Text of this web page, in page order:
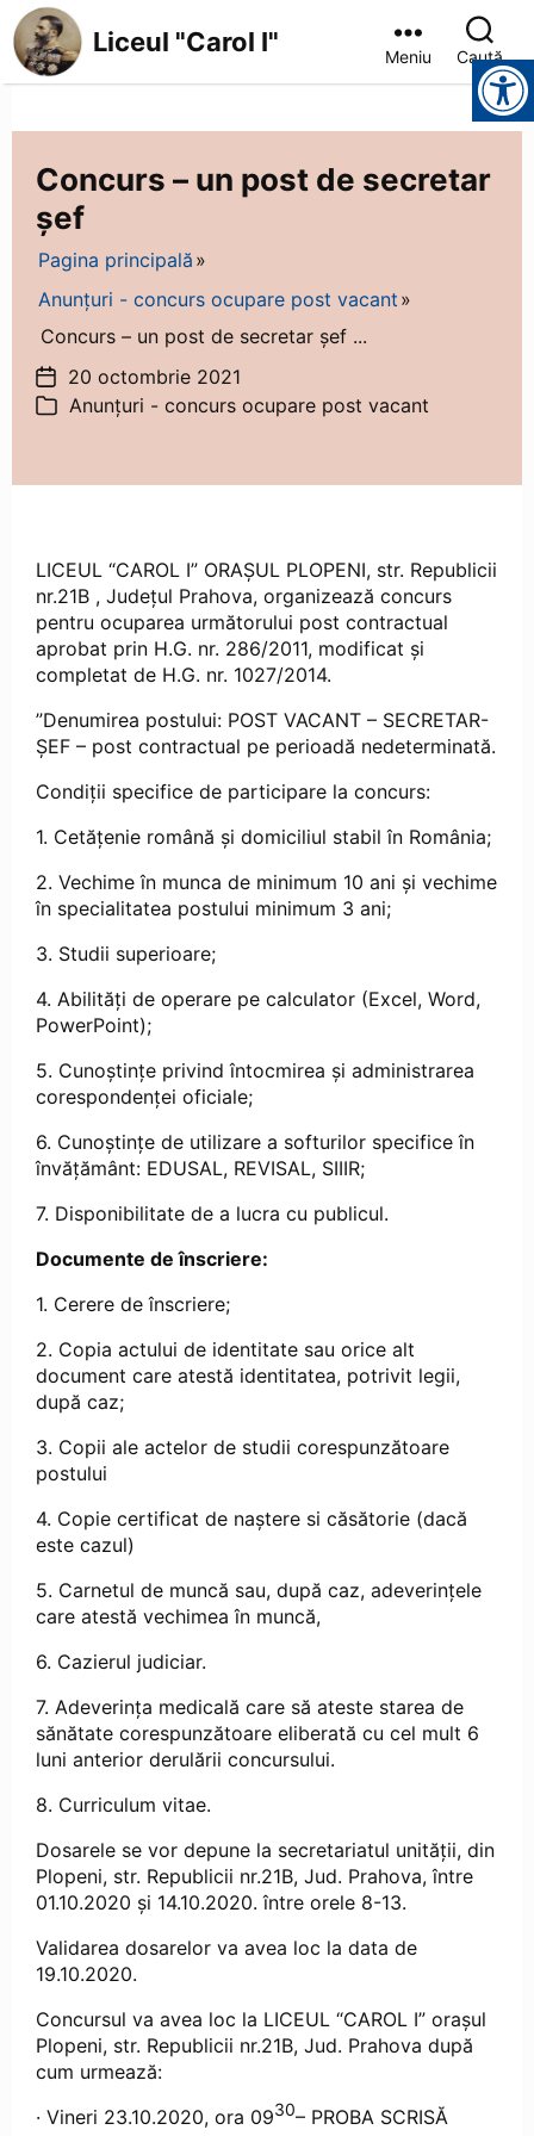
Liceul
I"
Liceul "Carol I" Meniu Caută
Instrumente pentru accesibilitate
Concurs – un post de secretar
șef
Pagina principală
Anunțuri - concurs ocupare post vacant
Concurs – un post de secretar șef ...
Dată
articol
20 octombrie 2021
Categorii
Anunțuri - concurs ocupare post vacant
LICEUL “CAROL I” ORAȘUL PLOPENI, str. Republicii
nr.21B , Județul Prahova, organizează concurs
pentru ocuparea următorului post contractual
aprobat prin H.G. nr. 286/2011, modificat şi
completat de H.G. nr. 1027/2014.
”Denumirea postului: POST VACANT – SECRETAR-
ȘEF – post contractual pe perioadă nedeterminată.
Condiții specifice de participare la concurs:
1. Cetățenie română și domiciliul stabil în România;
2. Vechime în munca de minimum 10 ani și vechime
în specialitatea postului minimum 3 ani;
3. Studii superioare;
4. Abilități de operare pe calculator (Excel, Word,
PowerPoint);
5. Cunoștințe privind întocmirea și administrarea
corespondenței oficiale;
6. Cunoștințe de utilizare a softurilor specifice în
învățământ: EDUSAL, REVISAL, SIIIR;
7. Disponibilitate de a lucra cu publicul.
Documente de înscriere:
1. Cerere de înscriere;
2. Copia actului de identitate sau orice alt
document care atestă identitatea, potrivit legii,
după caz;
3. Copii ale actelor de studii corespunzătoare
postului
4. Copie certificat de naștere si căsătorie (dacă
este cazul)
5. Carnetul de muncă sau, după caz, adeverințele
care atestă vechimea în muncă,
6. Cazierul judiciar.
7. Adeverința medicală care să ateste starea de
sănătate corespunzătoare eliberată cu cel mult 6
luni anterior derulării concursului.
8. Curriculum vitae.
Dosarele se vor depune la secretariatul unităţii, din
Plopeni, str. Republicii nr.21B, Jud. Prahova, între
01.10.2020 și 14.10.2020. între orele 8-13.
Validarea dosarelor va avea loc la data de
19.10.2020.
Concursul va avea loc la LICEUL “CAROL I” orașul
Plopeni, str. Republicii nr.21B, Jud. Prahova după
cum urmează:
· Vineri 23.10.2020, ora 0930– PROBA SCRISĂ